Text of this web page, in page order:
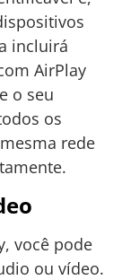
incluirá
AirPlay
o seu
os
rede
você pode
ou vídeo.